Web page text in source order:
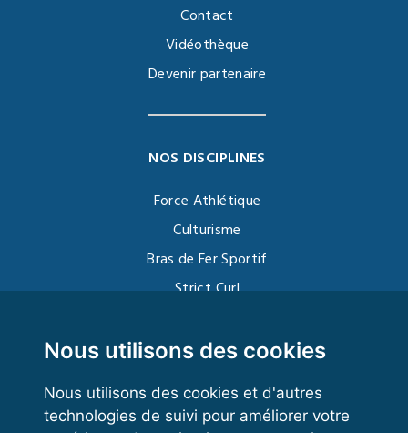
Nous utilisons des cookies
Nous utilisons des cookies et d'autres
technologies de suivi pour améliorer votre
Contact
Vidéothèque
Devenir partenaire
NOS DISCIPLINES
Force Athlétique
Culturisme
Bras de Fer Sportif
Strict Curl
Kettlebell